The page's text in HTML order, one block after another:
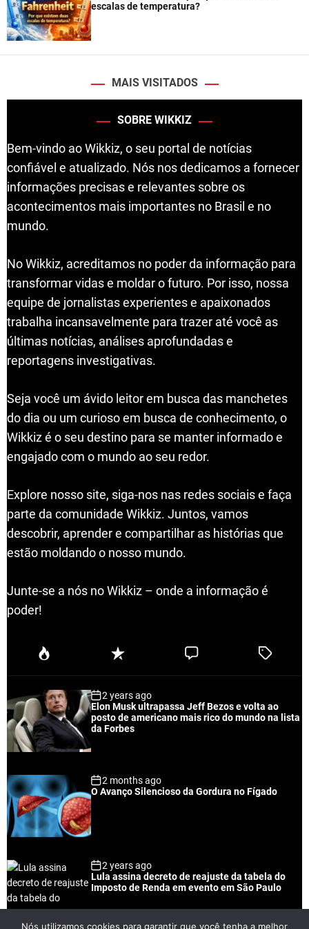
escalas de temperatura?
MAIS VISITADOS
SOBRE WIKKIZ
Bem-vindo ao Wikkiz, o seu portal de notícias
confiável e atualizado. Nós nos dedicamos a fornecer
informações precisas e relevantes sobre os
acontecimentos mais importantes no Brasil e no
mundo.
No Wikkiz, acreditamos no poder da informação para
transformar vidas e moldar o futuro. Por isso, nossa
equipe de jornalistas experientes e apaixonados
trabalha incansavelmente para trazer até você as
últimas notícias, análises aprofundadas e
reportagens investigativas.
Seja você um ávido leitor em busca das manchetes
do dia ou um curioso em busca de conhecimento, o
Wikkiz é o seu destino para se manter informado e
engajado com o mundo ao seu redor.
Explore nosso site, siga-nos nas redes sociais e faça
parte da comunidade Wikkiz. Juntos, vamos
descobrir, aprender e compartilhar as histórias que
estão moldando o nosso mundo.
Junte-se a nós no Wikkiz – onde a informação é
poder!
P
u
a
r
R
e
n
t
C
e
T
e
2 years ago
Elon Musk ultrapassa Jeff Bezos e volta ao
posto de americano mais rico do mundo na lista
da Forbes
2 months ago
O Avanço Silencioso da Gordura no Fígado
2 years ago
Lula assina decreto de reajuste da tabela do
Imposto de Renda em evento em São Paulo
Nós utilizamos cookies para garantir que você tenha a melhor